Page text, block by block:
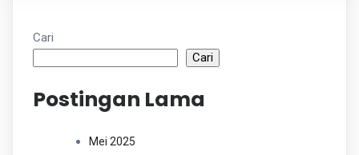
Cari
Cari
Postingan Lama
Mei 2025